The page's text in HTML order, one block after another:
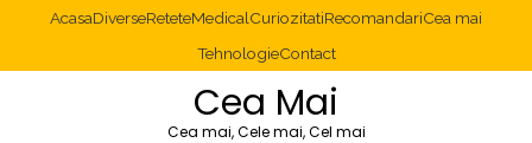
AcasaDiverseReteteMedicalCuriozitatiRecomandariCea mai
TehnologieContact
Cea Mai
Cea mai, Cele mai, Cel mai